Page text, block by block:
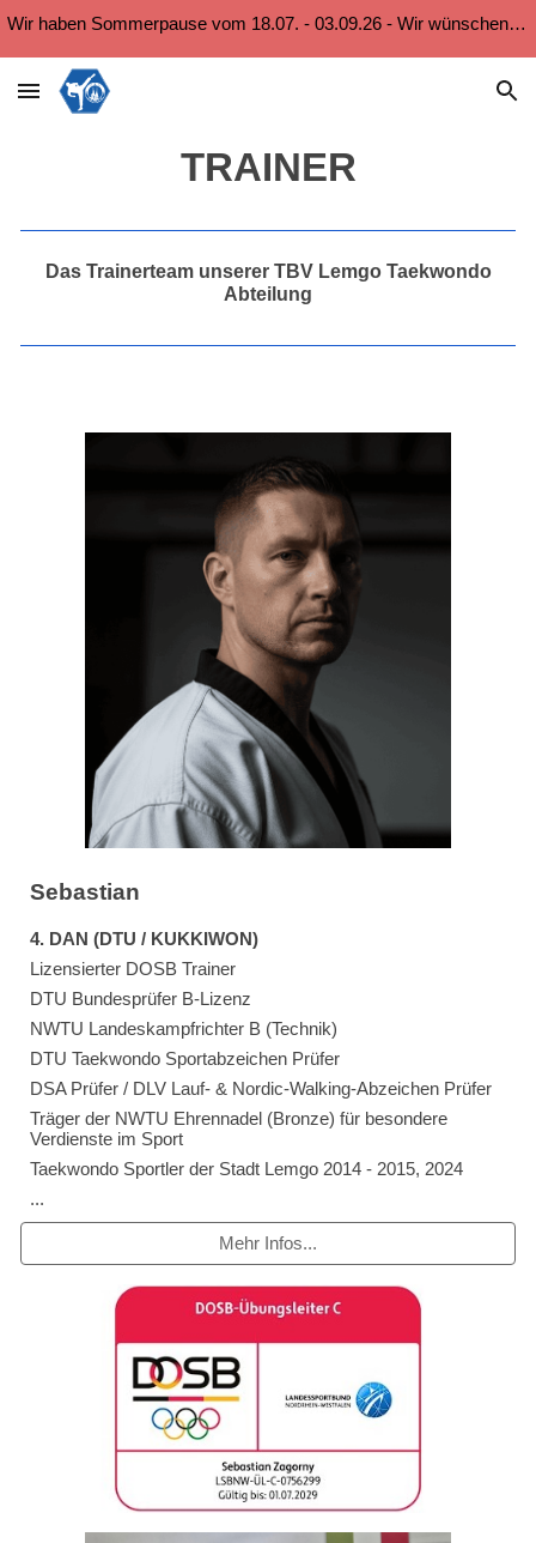
Wir haben Sommerpause vom 18.07. - 03.09.26 - Wir wünschen euch einen schönen Sommer!
TRAINER
Das Trainerteam unserer TBV Lemgo Taekwondo
Abteilung
Sebastian
4. DAN (DTU / KUKKIWON)
Lizensierter DOSB Trainer
DTU Bundesprüfer B-Lizenz
NWTU Landeskampfrichter B (Technik)
DTUTaekwondo Sportabzeichen Prüfer
DSA Prüfer / DLV Lauf- & Nordic-Walking-Abzeichen Prüfer
Träger der NWTU Ehrennadel (Bronze) für besondere
Verdienste im Sport
Taekwondo Sportler der Stadt Lemgo 2014 - 2015, 2024
...
Mehr Infos...